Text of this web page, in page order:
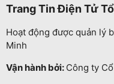
Trang Tin Điện Tử
Hoạt động được quản lý
Minh
Vận hành bởi: Công ty